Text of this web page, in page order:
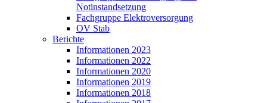
Notinstandsetzung
Fachgruppe Elektroversorgung
OV Stab
Berichte
Informationen 2023
Informationen 2022
Informationen 2020
Informationen 2019
Informationen 2018